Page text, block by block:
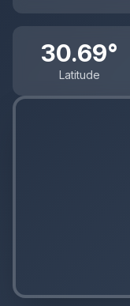
30.69°
Latitude